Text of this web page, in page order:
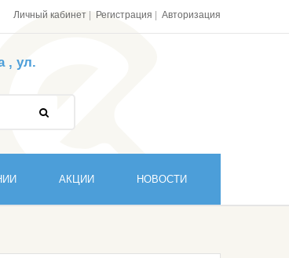
Личный кабинет Регистрация Авторизация
, ул.
АКЦИИ НОВОСТИ